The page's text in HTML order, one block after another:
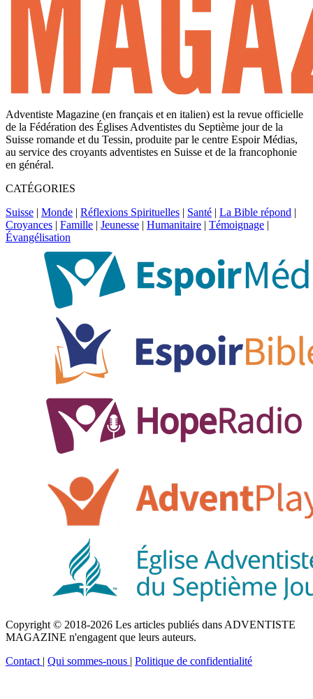
Adventiste Magazine (en français et en italien) est la revue officielle
de la Fédération des Églises Adventistes du Septième jour de la
Suisse romande et du Tessin, produite par le centre Espoir Médias,
au service des croyants adventistes en Suisse et de la francophonie
en général.
CATÉGORIES
Suisse | Monde | Réflexions Spirituelles | Santé | La Bible répond |
Croyances | Famille | Jeunesse | Humanitaire | Témoignage |
Évangélisation
Copyright © 2018-2026 Les articles publiés dans ADVENTISTE
MAGAZINE n'engagent que leurs auteurs.
Contact | Qui sommes-nous | Politique de confidentialité